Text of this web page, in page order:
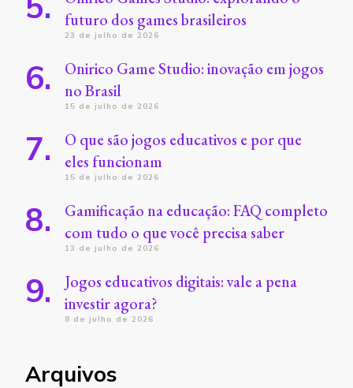
futuro dos games brasileiros
23 de julho de 2026
Onirico Game Studio: inovação em jogos
no Brasil
15 de julho de 2026
O que são jogos educativos e por que
eles funcionam
15 de julho de 2026
Gamificação na educação: FAQ completo
com tudo o que você precisa saber
13 de julho de 2026
Jogos educativos digitais: vale a pena
investir agora?
8 de julho de 2026
Arquivos